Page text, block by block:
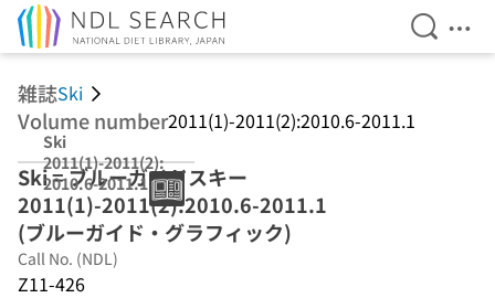
Open
雑誌Ski
Volume number2011(1)-2011(2):2010.6-2011.1
Ski
2011(1)-2011(2):
2010.6-2011.1
(ブルーガイド・
グラフィック)
Ski = ブルーガイドスキー
2011(1)-2011(2):2010.6-2011.1
(ブルーガイド・グラフィック)
Call No. (NDL)
Z11-426